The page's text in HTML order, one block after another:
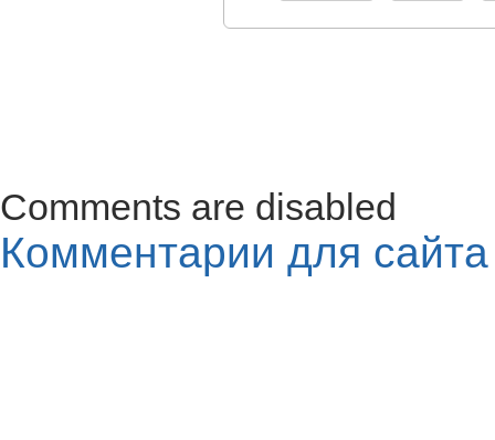
Comments are disabled
Комментарии для